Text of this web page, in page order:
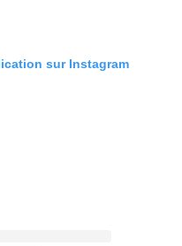
sur Instagram